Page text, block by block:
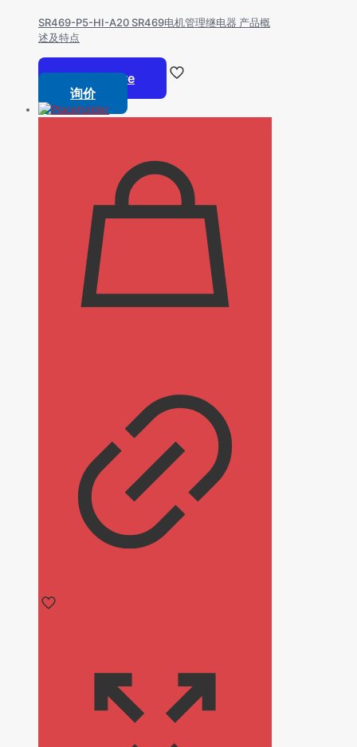
SR469-P5-HI-A20 SR469电机管理继电器 产品概
述及特点
Read more
询价